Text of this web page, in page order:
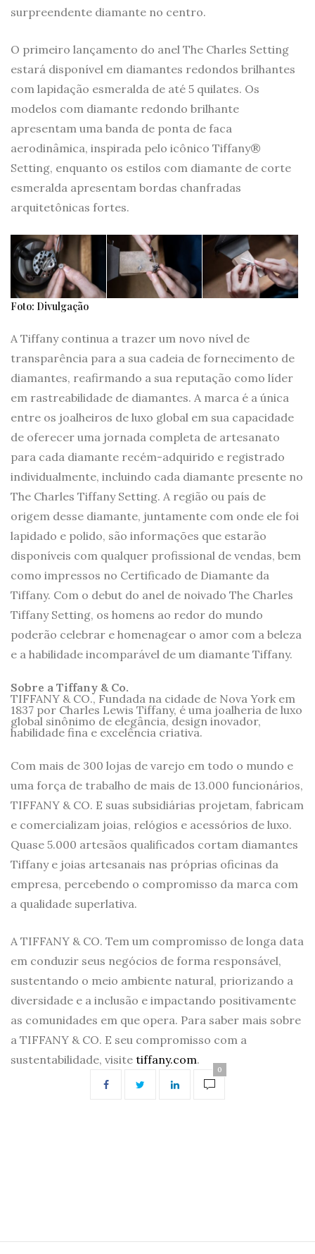
surpreendente diamante no centro.
O primeiro lançamento do anel The Charles Setting
estará disponível em diamantes redondos brilhantes
com lapidação esmeralda de até 5 quilates. Os
modelos com diamante redondo brilhante
apresentam uma banda de ponta de faca
aerodinâmica, inspirada pelo icônico Tiffany®
Setting, enquanto os estilos com diamante de corte
esmeralda apresentam bordas chanfradas
arquitetônicas fortes.
Foto: Divulgação
A Tiffany continua a trazer um novo nível de
transparência para a sua cadeia de fornecimento de
diamantes, reafirmando a sua reputação como líder
em rastreabilidade de diamantes. A marca é a única
entre os joalheiros de luxo global em sua capacidade
de oferecer uma jornada completa de artesanato
para cada diamante recém-adquirido e registrado
individualmente, incluindo cada diamante presente no
The Charles Tiffany Setting. A região ou país de
origem desse diamante, juntamente com onde ele foi
lapidado e polido, são informações que estarão
disponíveis com qualquer profissional de vendas, bem
como impressos no Certificado de Diamante da
Tiffany. Com o debut do anel de noivado The Charles
Tiffany Setting, os homens ao redor do mundo
poderão celebrar e homenagear o amor com a beleza
e a habilidade incomparável de um diamante Tiffany.
Sobre a Tiffany & Co.
TIFFANY & CO., Fundada na cidade de Nova York em
1837 por Charles Lewis Tiffany, é uma joalheria de luxo
global sinônimo de elegância, design inovador,
habilidade fina e excelência criativa.
Com mais de 300 lojas de varejo em todo o mundo e
uma força de trabalho de mais de 13.000 funcionários,
TIFFANY & CO. E suas subsidiárias projetam, fabricam
e comercializam joias, relógios e acessórios de luxo.
Quase 5.000 artesãos qualificados cortam diamantes
Tiffany e joias artesanais nas próprias oficinas da
empresa, percebendo o compromisso da marca com
a qualidade superlativa.
A TIFFANY & CO. Tem um compromisso de longa data
em conduzir seus negócios de forma responsável,
sustentando o meio ambiente natural, priorizando a
diversidade e a inclusão e impactando positivamente
as comunidades em que opera. Para saber mais sobre
a TIFFANY & CO. E seu compromisso com a
sustentabilidade, visite tiffany.com.
0